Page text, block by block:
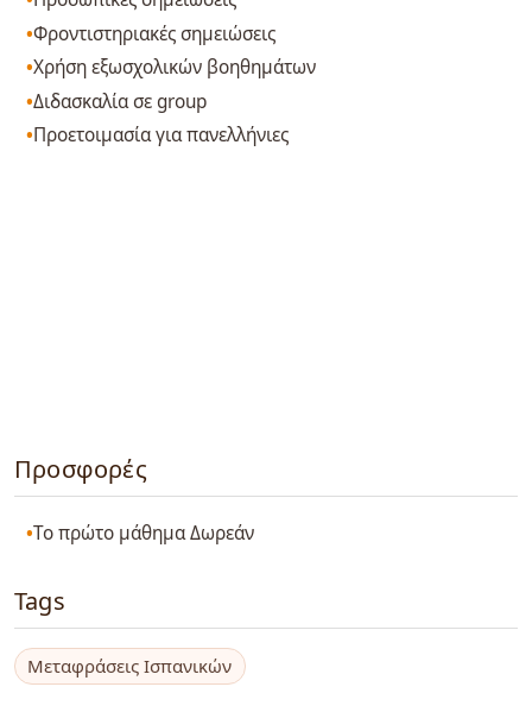
Φροντιστηριακές σημειώσεις
Χρήση εξωσχολικών βοηθημάτων
Διδασκαλία σε group
Προετοιμασία για πανελλήνιες
Προσφορές
Το πρώτο μάθημα Δωρεάν
Tags
Μεταφράσεις Ισπανικών